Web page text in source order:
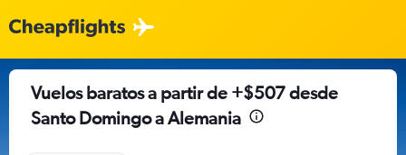
Vuelos baratos a partir de +$507 desde
Santo Domingo a Alemania